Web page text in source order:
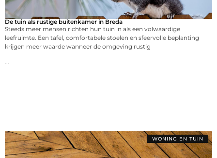
De tuin als rustige buitenkamer in Breda
Steeds meer mensen richten hun tuin in als een volwaardige
leefruimte. Een tafel, comfortabele stoelen en sfeervolle beplanting
krijgen meer waarde wanneer de omgeving rustig
...
WONING EN TUIN